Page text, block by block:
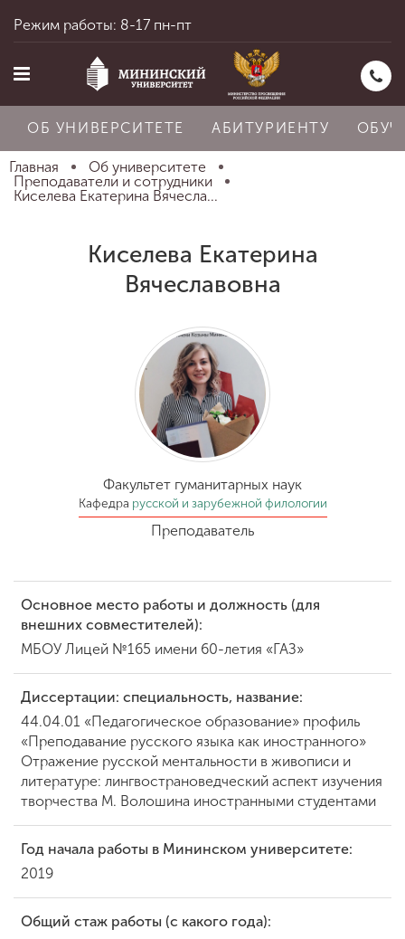
Об университете
Абитуриенту
Обучение
Международная
Другие виды
деятельности
Студенческая жизнь
Сведения об
образовательной
организации
ENG
Режим работы: 8-17 пн-пт
ОБ УНИВЕРСИТЕТЕ АБИТУРИЕНТУ
Главная
Об университете
Преподаватели и сотрудники
Киселева Екатерина Вячесла...
Киселева Екатерина
Вячеславовна
Факультет гуманитарных наук
Кафедра русской и зарубежной филологии
Преподаватель
Основное место работы и должность (для
внешних совместителей):
МБОУ Лицей №165 имени 60-летия «ГАЗ»
Диссертации: специальность, название:
44.04.01 «Педагогическое образование» профиль
«Преподавание русского языка как иностранного»
Отражение русской ментальности в живописи и
литературе: лингвострановедческий аспект изучения
творчества М. Волошина иностранными студентами
Год начала работы в Мининском университете:
2019
Общий стаж работы (с какого года):